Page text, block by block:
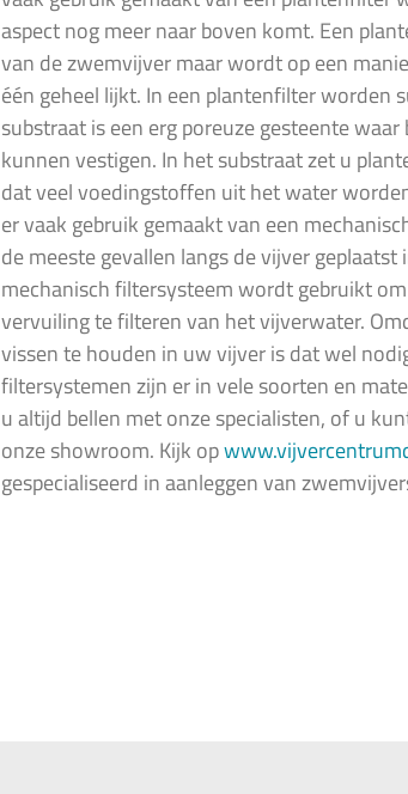
aspect nog meer naar boven komt. Een
van de zwemvijver maar wordt op een
één geheel lijkt. In een plantenfilter worden
substraat is een erg poreuze gesteente
kunnen vestigen. In het substraat zet u
dat veel voedingstoffen uit het water
er vaak gebruik gemaakt van een
de meeste gevallen langs de vijver geplaatst
mechanisch filtersysteem wordt gebruikt
vervuiling te filteren van het vijverwater.
vissen te houden in uw vijver is dat wel
filtersystemen zijn er in vele soorten en
u altijd bellen met onze specialisten, of u
onze showroom. Kijk op
gespecialiseerd in aanleggen van